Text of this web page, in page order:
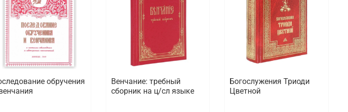
обручения
Венчание: требный
сборник на ц/сл языке
Богослужения Триоди
Цветной